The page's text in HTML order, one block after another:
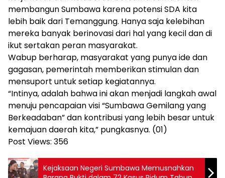
membangun Sumbawa karena potensi SDA kita
lebih baik dari Temanggung. Hanya saja kelebihan
mereka banyak berinovasi dari hal yang kecil dan di
ikut sertakan peran masyarakat.
Wabup berharap, masyarakat yang punya ide dan
gagasan, pemerintah memberikan stimulan dan
mensuport untuk setiap kegiatannya.
“Intinya, adalah bahwa ini akan menjadi langkah awal
menuju pencapaian visi “Sumbawa Gemilang yang
Berkeadaban” dan kontribusi yang lebih besar untuk
kemajuan daerah kita,” pungkasnya. (01)
Post Views: 356
Kejaksaan Negeri Sumbawa Memusnahkan